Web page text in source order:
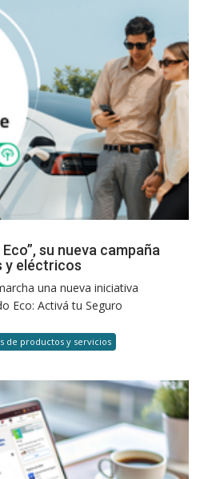
su nueva campaña
y eléctricos
una nueva iniciativa
Eco: Activá tu Seguro
de productos y servicios